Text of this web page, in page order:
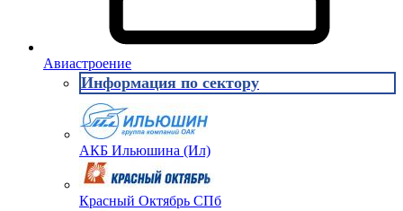
Авиастроение
Информация по сектору
АКБ Ильюшина (Ил)
Красный Октябрь СПб